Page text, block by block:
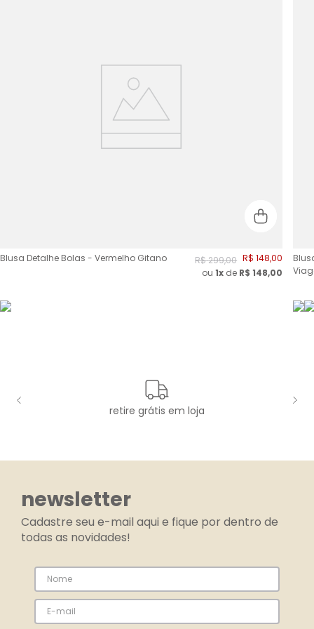
Blusa Detalhe Bolas - Vermelho Gitano R$299,00 R$ 148,00
ou1x de R$148,00
retire grátis em loja
newsletter
Cadastre seu e-mail aqui e fique por dentro de
todas as novidades!